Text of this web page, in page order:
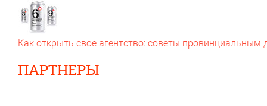
Как открыть свое агентство: советы провинциальным
ПАРТНЕРЫ